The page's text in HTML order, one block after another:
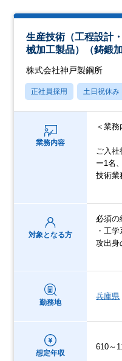
生産技術（工程設計
械加工製品）（鋳鍛
株式会社神戸製鋼所
正社員採用 土日祝休み
業務内容
＜業務
ご入
ー1名
技術業
対象となる方
必須の
・工
攻出身
勤務地
兵庫県
想定年収
610～